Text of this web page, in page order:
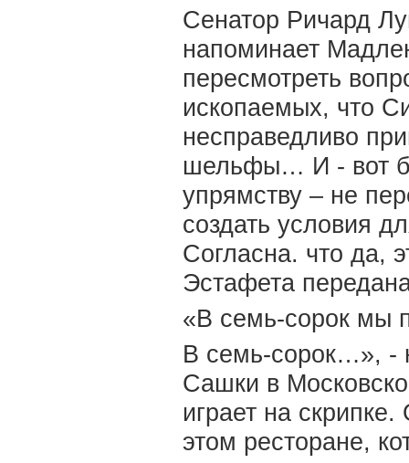
Сенатор Ричард
напоминает
пересмотреть
ископаемых, что
несправедливо
шельфы… И - вот
упрямству – не
создать условия
Согласна. что да,
Эстафета
«В семь-сорок мы
В семь-сорок…», -
Сашки в
играет на
этом ресторане,